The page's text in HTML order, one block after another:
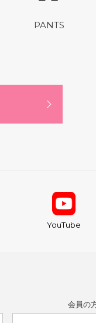
PANTS
YouTube
会員の